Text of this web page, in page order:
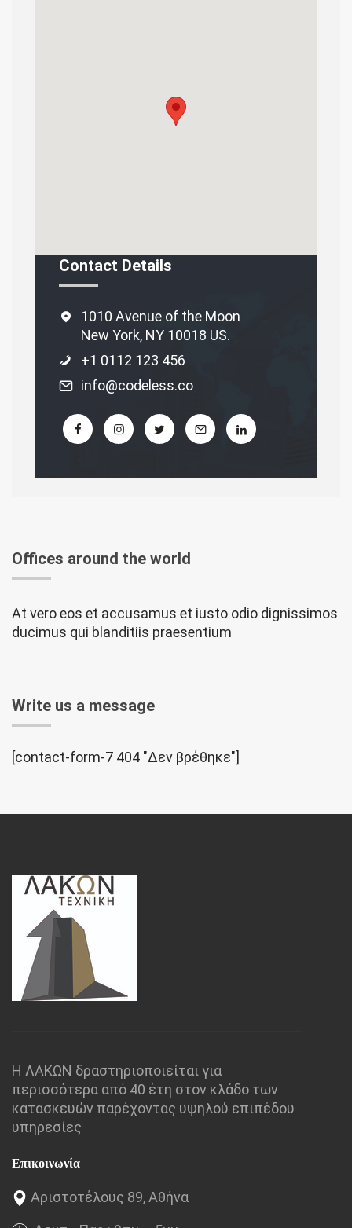
Contact Details
1010 Avenue of the Moon
New York, NY 10018 US.
+1 0112 123 456
info@codeless.co
Offices around the world
At vero eos et accusamus et iusto odio dignissimos
ducimus qui blanditiis praesentium
Write us a message
[contact-form-7 404 "Δεν βρέθηκε"]
Η ΛΑΚΩΝ δραστηριοποιείται για
περισσότερα από 40 έτη στον κλάδο των
κατασκευών παρέχοντας υψηλού επιπέδου
υπηρεσίες
Επικοινωνία
Αριστοτέλους 89, Αθήνα